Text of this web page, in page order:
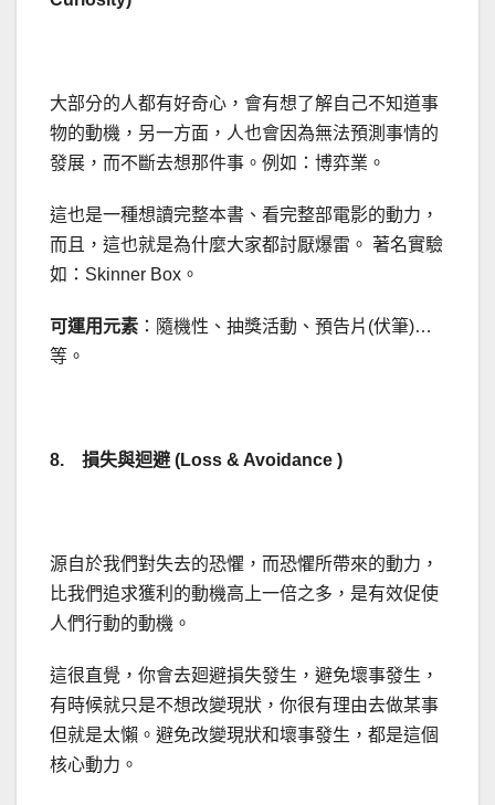
大部分的人都有好奇心，會有想了解自己不知道事
物的動機，另一方面，人也會因為無法預測事情的
發展，而不斷去想那件事。例如：博弈業。
這也是一種想讀完整本書、看完整部電影的動力，
而且，這也就是為什麼大家都討厭爆雷。 著名實驗
如：Skinner Box。
可運用元素 ：隨機性、抽獎活動、預告片(伏筆)…
等。
8. 損失與迴避 (Loss & Avoidance )
源自於我們對失去的恐懼，而恐懼所帶來的動力，
比我們追求獲利的動機高上一倍之多，是有效促使
人們行動的動機。
這很直覺，你會去廻避損失發生，避免壞事發生，
有時候就只是不想改變現狀，你很有理由去做某事
但就是太懶。避免改變現狀和壞事發生，都是這個
核心動力。